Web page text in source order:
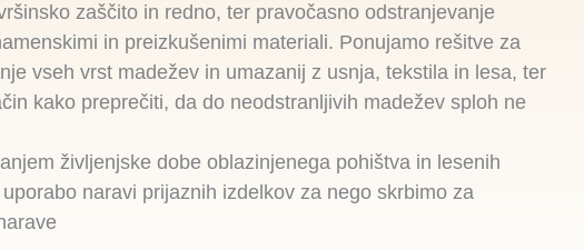
zaščito in redno, ter pravočasno odstranjevanje
in preizkušenimi materiali. Ponujamo rešitve za
vseh vrst madežev in umazanij z usnja, tekstila in lesa, ter
kako preprečiti, da do neodstranljivih madežev sploh ne
življenjske dobe oblazinjenega pohištva in lesenih
naravi prijaznih izdelkov za nego skrbimo za